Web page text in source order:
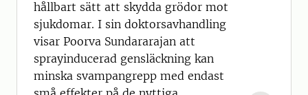
hållbart sätt att skydda grödor mot
sjukdomar. I sin doktorsavhandling
visar Poorva Sundararajan att
sprayinducerad gensläckning kan
minska svampangrepp med endast